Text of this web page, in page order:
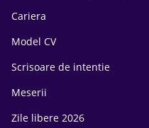
Cariera
Model CV
Scrisoare de intentie
Meserii
Zile libere 2026